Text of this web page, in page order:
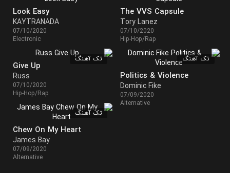
The VVS Capsule
Tory Lanez
07/10/2020
Hip-Hop/Rap
Look Easy
KAYTRANADA
07/10/2020
Electronic
تک آهنگ
Politics & Violence
Dominic Fike
07/09/2020
Alternative
تک آهنگ
Give Up
Russ
07/10/2020
Hip-Hop/Rap
تک آهنگ
Chew On My Heart
James Bay
07/09/2020
Alternative